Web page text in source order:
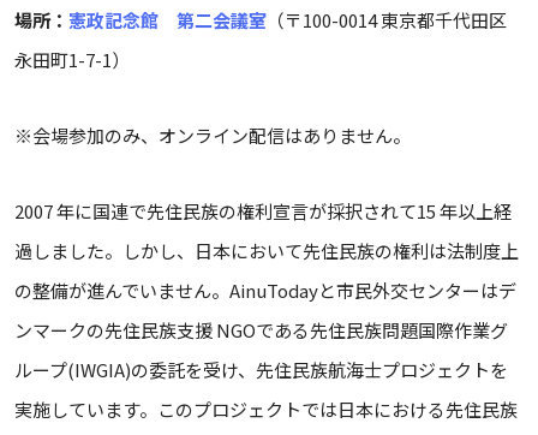
場所： 憲政記念館 第二会議室 （〒100-0014 東京都千代田区
永田町1-7-1）
※会場参加のみ、オンライン配信はありません。
2007 年に国連で先住民族の権利宣言が採択されて15 年以上経
過しました。しかし、日本において先住民族の権利は法制度上
の整備が進んでいません。AinuTodayと市民外交センターはデ
ンマークの先住民族支援 NGOである先住民族問題国際作業グ
ループ(IWGIA)の委託を受け、先住民族航海士プロジェクトを
実施しています。このプロジェクトでは日本における先住民族